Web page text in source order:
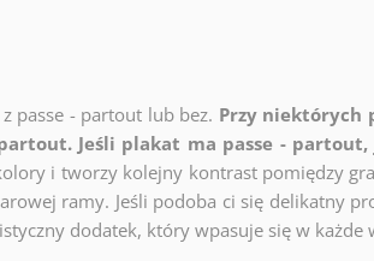
passe - partout lub bez. Przy niektórych
Jeśli plakat ma passe -
i tworzy kolejny kontrast pomiędzy
ramy. Jeśli podoba ci się delikatny
dodatek, który wpasuje się w każde